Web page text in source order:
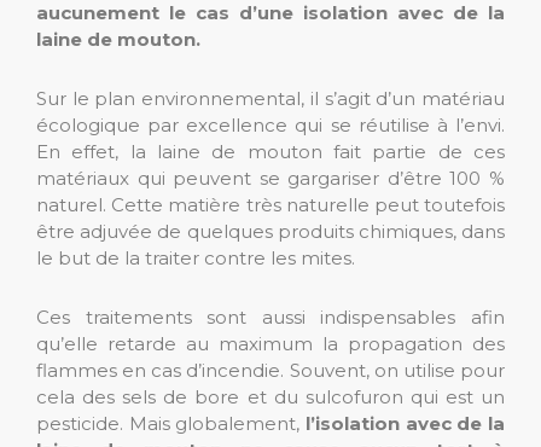
aucunement le cas d’une isolation avec de la
laine de mouton.
Sur le plan environnemental, il s’agit d’un matériau
écologique par excellence qui se réutilise à l’envi.
En effet, la laine de mouton fait partie de ces
matériaux qui peuvent se gargariser d’être 100 %
naturel. Cette matière très naturelle peut toutefois
être adjuvée de quelques produits chimiques, dans
le but de la traiter contre les mites.
Ces traitements sont aussi indispensables afin
qu’elle retarde au maximum la propagation des
flammes en cas d’incendie. Souvent, on utilise pour
cela des sels de bore et du sulcofuron qui est un
pesticide. Mais globalement, l’isolation avec de la